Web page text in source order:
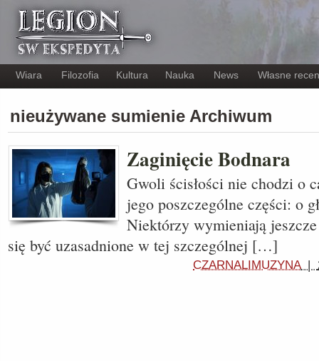
Wiara Filozofia Kultura Nauka News Własne
nieużywane sumienie Archiwum
Zaginięcie Bodnara
Gwoli ścisłości nie chodzi o
jego poszczególne części: o
Niektórzy wymieniają
się być uzasadnione w tej szczególnej […]
CZARNALIMUZYNA|